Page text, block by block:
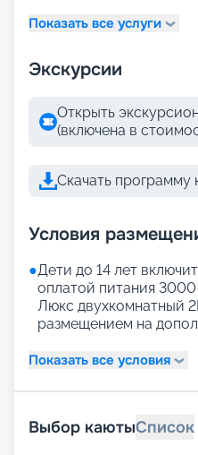
Показать все услуги
Экскурсии
Открыть
(включена в
Скачать программу
Условия
●Дети до 14 лет
оплатой питания 3000
Люкс двухкомнатный
размещением на
Показать все условия
Выбор каютыСписок